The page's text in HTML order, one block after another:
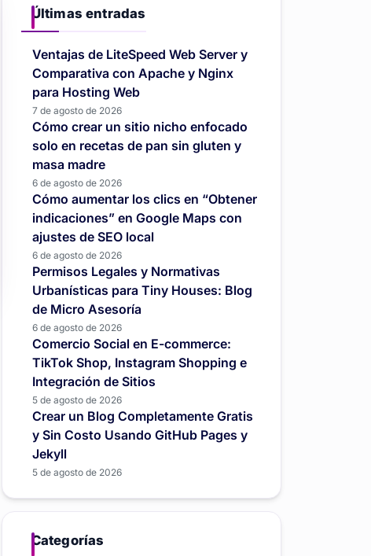
Últimas entradas
Ventajas de LiteSpeed Web Server y
Comparativa con Apache y Nginx
para Hosting Web
7 de agosto de 2026
Cómo crear un sitio nicho enfocado
solo en recetas de pan sin gluten y
masa madre
6 de agosto de 2026
Cómo aumentar los clics en “Obtener
indicaciones” en Google Maps con
ajustes de SEO local
6 de agosto de 2026
Permisos Legales y Normativas
Urbanísticas para Tiny Houses: Blog
de Micro Asesoría
6 de agosto de 2026
Comercio Social en E-commerce:
TikTok Shop, Instagram Shopping e
Integración de Sitios
5 de agosto de 2026
Crear un Blog Completamente Gratis
y Sin Costo Usando GitHub Pages y
Jekyll
5 de agosto de 2026
Categorías